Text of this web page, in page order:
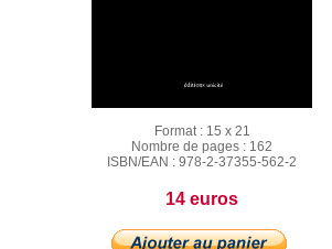
Format : 15 x 21
Nombre de pages : 162
ISBN/EAN : 978-2-37355-562-2
14 euros